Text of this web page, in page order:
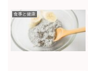
食事と健康